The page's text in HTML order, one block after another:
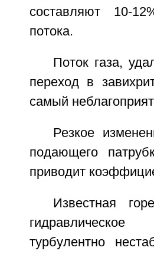
составляют 10-
потока.
Поток газа,
переход в
самый
Резкое
подающего
приводит
Известная
турбулентно